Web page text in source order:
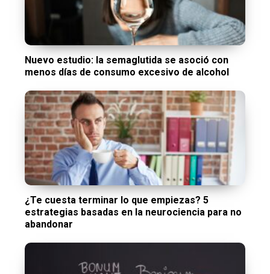
Nuevo estudio: la semaglutida se asoció con
menos días de consumo excesivo de alcohol
¿Te cuesta terminar lo que empiezas? 5
estrategias basadas en la neurociencia para no
abandonar